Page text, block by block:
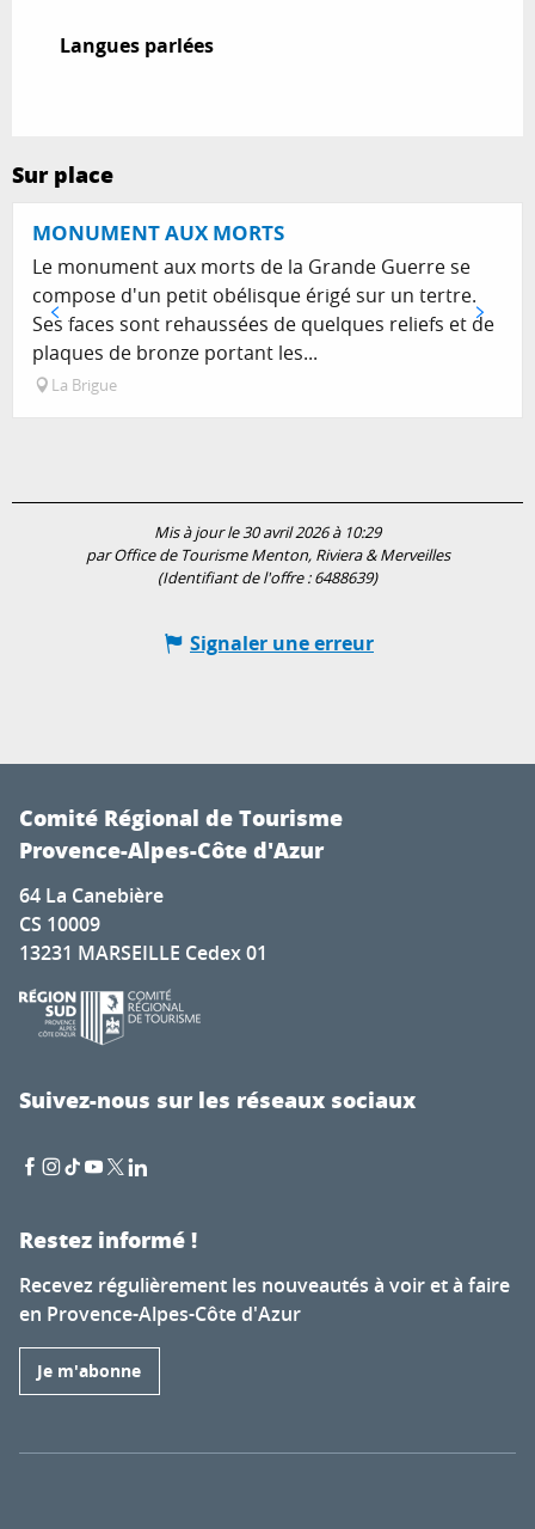
Langues parlées
Langues parlées
Sur place
MONUMENT AUX MORTS
Le monument aux morts de la Grande Guerre se
compose d'un petit obélisque érigé sur un tertre.
Ses faces sont rehaussées de quelques reliefs et de
plaques de bronze portant les...
La Brigue
Mis à jour le 30 avril 2026 à 10:29
par Office de Tourisme Menton, Riviera & Merveilles
(Identifiant de l'offre :6488639)
Signaler une erreur
Comité Régional de Tourisme
Provence-Alpes-Côte d'Azur
64 La Canebière
CS 10009
13231 MARSEILLE Cedex 01
Suivez-nous sur les réseaux sociaux
Restez informé !
Recevez régulièrement les nouveautés à voir et à faire
en Provence-Alpes-Côte d'Azur
Je m'abonne